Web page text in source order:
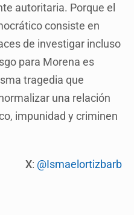
autoritaria. Porque el
consiste en
de investigar incluso
para Morena es
tragedia que
una relación
impunidad y criminen
X: @Ismaelortizbarb